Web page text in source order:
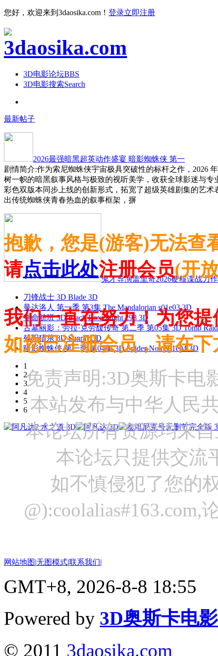
您好，欢迎来到3daosika.com！ 登录立即注册
3D电影论坛BBS
3D电影搜索Search
最新帖子
2026最强暗黑超英动作盛宴 暗影蜘蛛侠 第一
剧情简介:作为索尼蜘蛛侠宇宙极具突破性的标杆之作，2026
树一帜的暗黑叙事风格与极致的视听美学，收获全球影迷与
彩色双版本同步上线的创新形式，拓宽了超级英雄剧集的艺
出传统蜘蛛侠青春热血的叙事框架，摒
鬼才导演盖里奇2026硬核谍战力
刀锋战士 3D Blade 3D
曼达洛人 第一季 第3集 The Mandalorian s01e03 3D
夺命航班 3D Black Box: Flight 298 3D
古墓丽影：劳拉·克劳馥传奇 第二季 第05集 3D Tomb
残阳猎杀 3D Sunray 3D
暗影蜘蛛侠 第一季 第04集 3D Spider-Noir s01e04 3D
1
2
3
4
5
6
抱歉，您是(游客)无法查
请点击此处注册会员(开
我们一直在努力！为您
如您已注册会员，请在
免责声明:3D奥斯卡电
本站发布与中华人民
本论坛所有资源均来
本论坛只提供交流
如不慎侵犯了您的
网站地图|无图模式|联系我们|
GMT+8, 2026-8-8 18:55
Powered by 3D奥斯卡电
© 2011 3daosika.com